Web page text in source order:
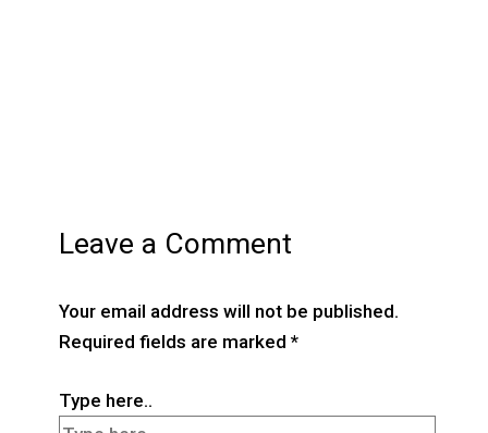
Leave a Comment
Your email address will not be published.
Required fields are marked *
Type here..